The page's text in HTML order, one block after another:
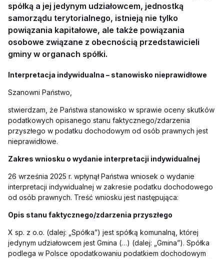
spółką a jej jedynym udziałowcem, jednostką
samorządu terytorialnego, istnieją nie tylko
powiązania kapitałowe, ale także powiązania
osobowe związane z obecnością przedstawicieli
gminy w organach spółki.
Interpretacja indywidualna – stanowisko nieprawidłowe
Szanowni Państwo,
stwierdzam, że Państwa stanowisko w sprawie oceny skutków
podatkowych opisanego stanu faktycznego/zdarzenia
przyszłego w podatku dochodowym od osób prawnych jest
nieprawidłowe.
Zakres wniosku o wydanie interpretacji indywidualnej
26 września 2025 r. wpłynął Państwa wniosek o wydanie
interpretacji indywidualnej w zakresie podatku dochodowego
od osób prawnych. Treść wniosku jest następująca:
Opis stanu faktycznego/zdarzenia przyszłego
X sp. z o.o. (dalej: „Spółka”) jest spółką komunalną, której
jedynym udziałowcem jest Gmina (…) (dalej: „Gmina”). Spółka
podlega w Polsce opodatkowaniu podatkiem dochodowym